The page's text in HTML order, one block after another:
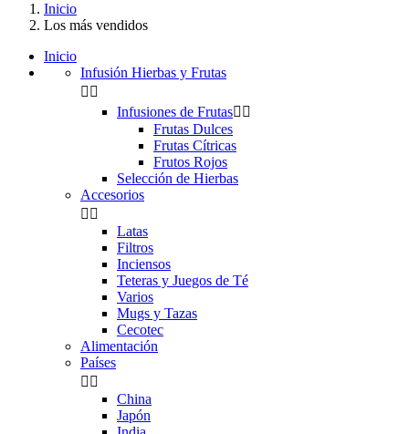
Inicio
Los más vendidos
Inicio
Infusión Hierbas y Frutas
 
Infusiones de Frutas 
Frutas Dulces
Frutas Cítricas
Frutos Rojos
Selección de Hierbas
Accesorios
 
Latas
Filtros
Inciensos
Teteras y Juegos de Té
Varios
Mugs y Tazas
Cecotec
Alimentación
Países
 
China
Japón